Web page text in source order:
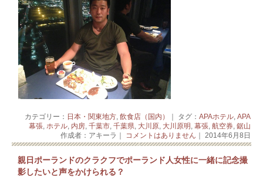
カテゴリー： 日本・関東地方, 飲食店（国内） ｜ タグ： APAホテル, APA
幕張, ホテル, 内房, 千葉市, 千葉県, 大川原, 大川原明, 幕張, 航空券, 鋸山
作成者：アキーラ｜ コメントはありません ｜ 2014年6月8日
親日ポーランドのクラクフでポーランド人女性に一緒に記念撮
影したいと声をかけられる？